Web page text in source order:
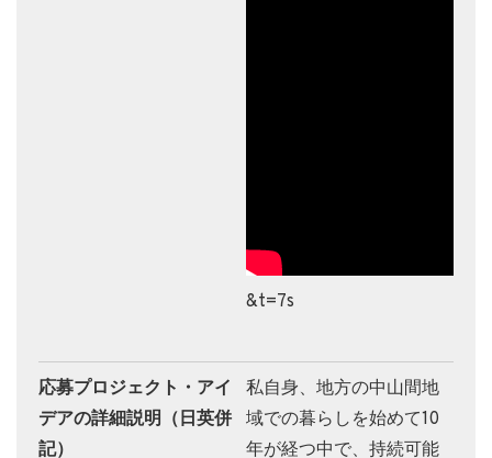
&t=7s
応募プロジェクト・アイ
デアの詳細説明（日英併
記）
私自身、地方の中山間地
域での暮らしを始めて10
年が経つ中で、持続可能